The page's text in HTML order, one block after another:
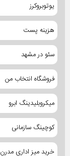
یوتوبروکرز
هزینه پست
سئو در مشهد
فروشگاه انتخاب من
میکروبلیدینگ ابرو
کوچینگ سازمانی
خرید میز اداری مدرن